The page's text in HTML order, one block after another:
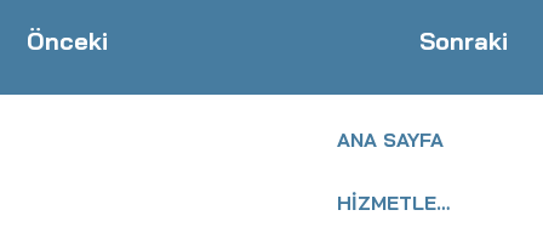
Önceki Sonraki
ANA SAYFA
HİZMETLERİMİZ